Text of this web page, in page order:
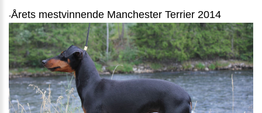
-Årets mestvinnende Manchester Terrier 2014